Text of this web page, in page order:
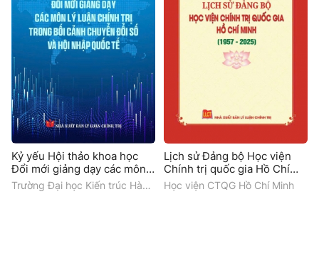
Kỷ yếu Hội thảo khoa học
Đổi mới giảng dạy các môn
Lý luận chính trị trong bối
cảnh chuyển đổi số và hội
Trường Đại học Kiến trúc Hà
Lịch sử Đảng bộ Học viện
Chính trị quốc gia Hồ Chí
Minh (1957-2025)
Học viện CTQG Hồ Chí Minh